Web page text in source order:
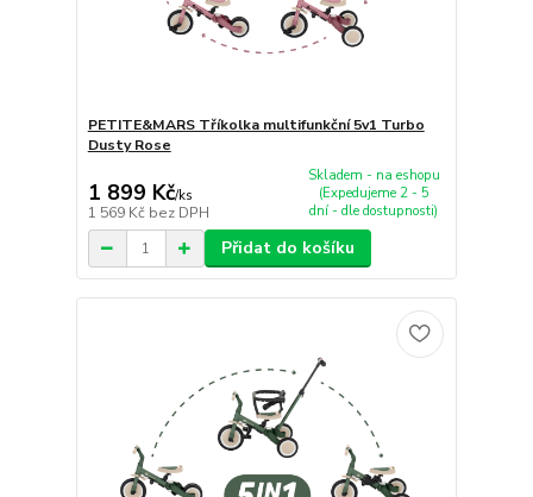
PETITE&MARS Tříkolka multifunkční 5v1 Turbo
Dusty Rose
1 899 Kč/ks
1 569 Kč bez DPH
Skladem - na eshopu
(Expedujeme 2 - 5
dní - dle dostupnosti)
Přidat do košíku